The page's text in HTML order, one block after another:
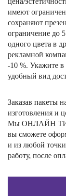
имеют
сохраняют
ограничение до
одного цвета в
рекламной
-10 %. Укажите в
удобный вид
Заказав пакеты
изготовления и
Мы ОНЛАЙН
вы сможете
и из любой точки
работу, после